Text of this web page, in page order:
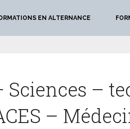
EN ALTERNANCE
Sciences –
–